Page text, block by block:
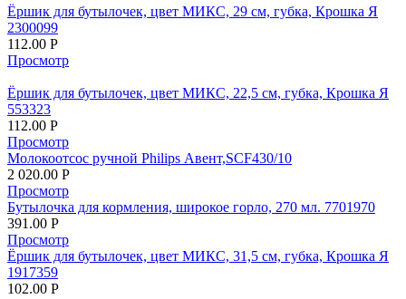
Ёршик для бутылочек, цвет МИКС, 29 см, губка, Крошка Я
2300099
112.00 Р
Просмотр
Ёршик для бутылочек, цвет МИКС, 22,5 см, губка, Крошка Я
553323
112.00 Р
Просмотр
Молокоотсос ручной Philips Авент,SCF430/10
2 020.00 Р
Просмотр
Бутылочка для кормления, широкое горло, 270 мл. 7701970
391.00 Р
Просмотр
Ёршик для бутылочек, цвет МИКС, 31,5 см, губка, Крошка Я
1917359
102.00 Р